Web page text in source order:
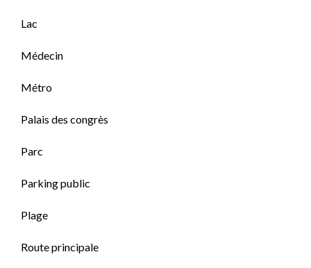
Lac
Médecin
Métro
Palais des congrès
Parc
Parking public
Plage
Route principale